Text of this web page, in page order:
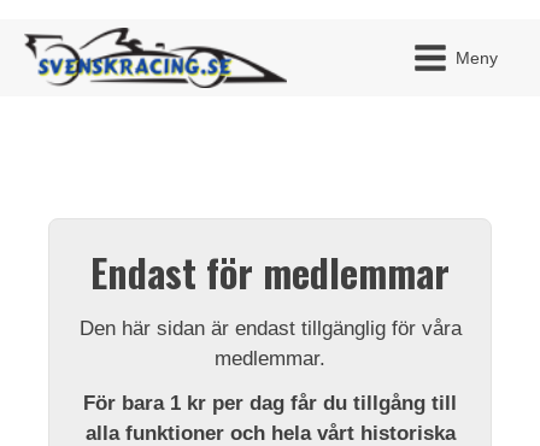
Meny
Endast för medlemmar
Den här sidan är endast tillgänglig för våra
medlemmar.
För bara 1 kr per dag får du tillgång till
alla funktioner och hela vårt historiska